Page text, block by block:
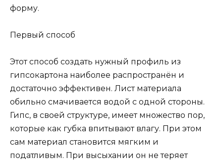
форму.
Первый способ
Этот способ создать нужный профиль из
гипсокартона наиболее распространён и
достаточно эффективен. Лист материала
обильно смачивается водой с одной стороны.
Гипс, в своей структуре, имеет множество пор,
которые как губка впитывают влагу. При этом
сам материал становится мягким и
податливым. При высыхании он не теряет